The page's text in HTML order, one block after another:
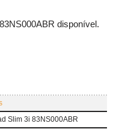
disponível.
Slim 3i 83NS000ABR